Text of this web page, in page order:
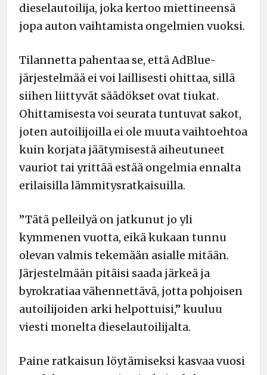
dieselautoilija, joka kertoo miettineensä
jopa auton vaihtamista ongelmien vuoksi.
Tilannetta pahentaa se, että AdBlue-
järjestelmää ei voi laillisesti ohittaa, sillä
siihen liittyvät säädökset ovat tiukat.
Ohittamisesta voi seurata tuntuvat sakot,
joten autoilijoilla ei ole muuta vaihtoehtoa
kuin korjata jäätymisestä aiheutuneet
vauriot tai yrittää estää ongelmia ennalta
erilaisilla lämmitysratkaisuilla.
”Tätä pelleilyä on jatkunut jo yli
kymmenen vuotta, eikä kukaan tunnu
olevan valmis tekemään asialle mitään.
Järjestelmään pitäisi saada järkeä ja
byrokratiaa vähennettävä, jotta pohjoisen
autoilijoiden arki helpottuisi,” kuuluu
viesti monelta dieselautoilijalta.
Paine ratkaisun löytämiseksi kasvaa vuosi